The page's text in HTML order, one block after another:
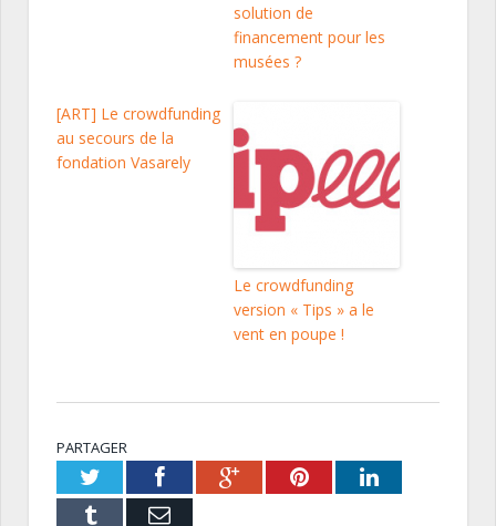
solution de
financement pour les
musées ?
[ART] Le crowdfunding
au secours de la
fondation Vasarely
Le crowdfunding
version « Tips » a le
vent en poupe !
PARTAGER
TwitterFacebookGoogle+PinterestLinkedIn
Tumblr Email